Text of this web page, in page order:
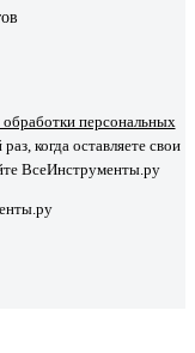
персональных
когда оставляете свои
ВсеИнструменты.ру